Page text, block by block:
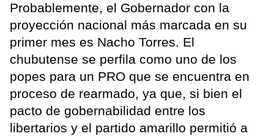
Probablemente, el Gobernador con la
proyección nacional más marcada en su
primer mes es Nacho Torres. El
chubutense se perfila como uno de los
popes para un PRO que se encuentra en
proceso de rearmado, ya que, si bien el
pacto de gobernabilidad entre los
libertarios y el partido amarillo permitió a